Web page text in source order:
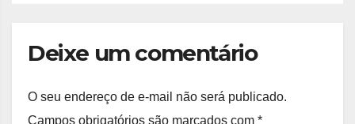
Deixe um comentário
O seu endereço de e-mail não será publicado.
Campos obrigatórios são marcados com *